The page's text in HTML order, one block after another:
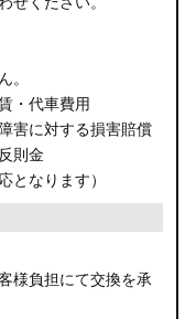
。
・代車費用
害に対する損害賠償
則金
となります）
様負担にて交換を承